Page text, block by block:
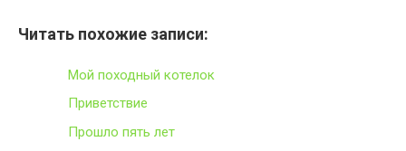
Читать похожие записи:
Мой походный котелок
Приветствие
Прошло пять лет